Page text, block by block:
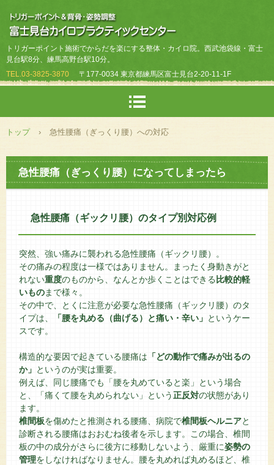
トリガーポイント施術でからだを楽にする整体・カイロ院。西武池袋線・富士
見台駅8分、練馬高野台駅10分。
TEL.03-3825-3870 〒177-0034 東京都練馬区富士見台2-20-11-1F
トップ › 急性腰痛（ぎっくり腰）への対応
急性腰痛（ぎっくり腰）になってしまったら
急性腰痛（ギックリ腰）のタイプ別対応例
突然、強い痛みに襲われる急性腰痛（ギックリ腰）。
その痛みの程度は一様ではありません。まったく身動きがと
れない重度のものから、なんとか歩くことはできる 比較的軽
いものまで様々。
その中で、とくに注意が必要な急性腰痛（ギックリ腰）のタ
イプは、
「腰を丸める（曲げる）と痛い・辛い」 というケー
スです。
構造的な要因で起きている腰痛は 「どの動作で痛みが出るの
か」 というのが実は重要。
例えば、同じ腰痛でも「腰を丸めていると楽」という場合
と、「痛くて腰を丸められない」という正反対の状態があり
ます。
椎間板を傷めたと推測される腰痛、病院で椎間板ヘルニアと
診断される腰痛はおおむね後者を示します。この場合、椎間
板の中の成分がさらに後方に移動しないよう、厳重に姿勢の
管理をしなければなりません。腰を丸めれば丸めるほど、椎